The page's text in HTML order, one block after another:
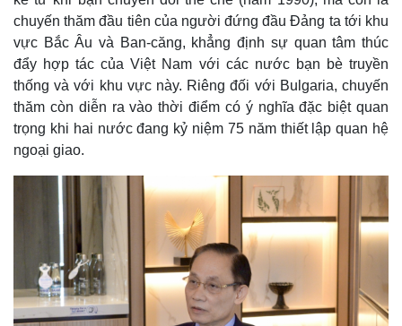
chuyến thăm đầu tiên của người đứng đầu Đảng ta tới khu
vực Bắc Âu và Ban-căng, khẳng định sự quan tâm thúc
đẩy hợp tác của Việt Nam với các nước bạn bè truyền
thống và với khu vực này. Riêng đối với Bulgaria, chuyến
thăm còn diễn ra vào thời điểm có ý nghĩa đặc biệt quan
trọng khi hai nước đang kỷ niệm 75 năm thiết lập quan hệ
ngoại giao.